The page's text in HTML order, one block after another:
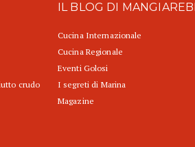
crudo
IL BLOG DI
Cucina Internazionale
Cucina Regionale
Eventi Golosi
I segreti di Marina
Magazine